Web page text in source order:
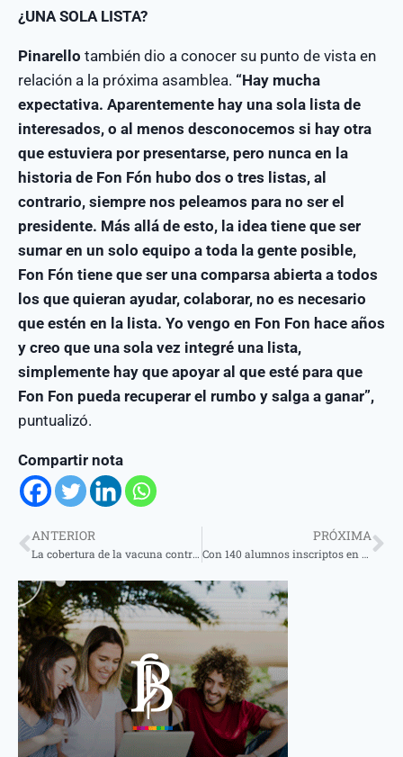
¿UNA SOLA LISTA?
Pinarello también dio a conocer su punto de vista en
relación a la próxima asamblea. “Hay mucha
expectativa. Aparentemente hay una sola lista de
interesados, o al menos desconocemos si hay otra
que estuviera por presentarse, pero nunca en la
historia de Fon Fón hubo dos o tres listas, al
contrario, siempre nos peleamos para no ser el
presidente. Más allá de esto, la idea tiene que ser
sumar en un solo equipo a toda la gente posible,
Fon Fón tiene que ser una comparsa abierta a todos
los que quieran ayudar, colaborar, no es necesario
que estén en la lista. Yo vengo en Fon Fon hace años
y creo que una sola vez integré una lista,
simplemente hay que apoyar al que esté para que
Fon Fon pueda recuperar el rumbo y salga a ganar”,
puntualizó.
Compartir nota
ANTERIOR
La cobertura de la vacuna contra el dengue del Ioscor será del 50%
PRÓXIMA
Con 140 alumnos inscriptos en Santo Tomé, Desiderio Sosa y Paraje Galarza se dio inicio al programa Taragüí Ko´é